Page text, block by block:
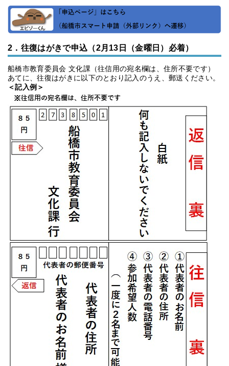
2．往復はがきで申込（2月13日（金曜日）必着）
船橋市教育委員会 文化課（往信用の宛名欄は、住所不要です）
あてに、往復はがきに以下のとおり記入のうえ、郵送ください。
＜記入例＞